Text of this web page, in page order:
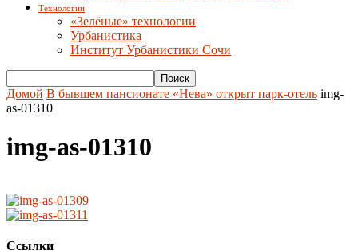
Технологии
«Зелёные» технологии
Урбанистика
Институт Урбанистики Сочи
Домой В бывшем пансионате «Нева» открыт парк-отель img-
as-01310
img-as-01310
Ссылки